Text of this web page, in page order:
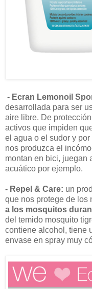
- Ecran Lemonoil
desarrollada para ser
aire libre. De
activos que impiden
el agua o el sudor y
nos produzca el
montan en bici, juegan
acuático por ejemplo.
- Repel & Care: un
que nos protege de los
a los mosquitos
del temido mosquito
contiene alcohol, tiene
envase en spray muy